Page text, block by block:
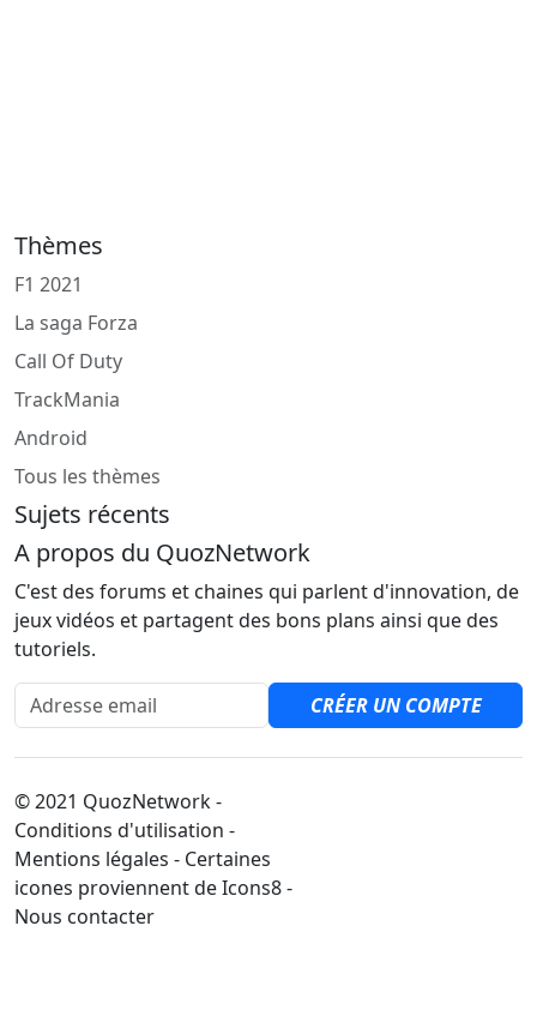
Thèmes
F1 2021
La saga Forza
Call Of Duty
TrackMania
Android
Tous les thèmes
Sujets récents
A propos du QuozNetwork
C'est des forums et chaines qui parlent d'innovation, de
jeux vidéos et partagent des bons plans ainsi que des
tutoriels.
Adresse email
CRÉER UN COMPTE
© 2021 QuozNetwork -
Conditions d'utilisation -
Mentions légales - Certaines
icones proviennent de Icons8 -
Nous contacter